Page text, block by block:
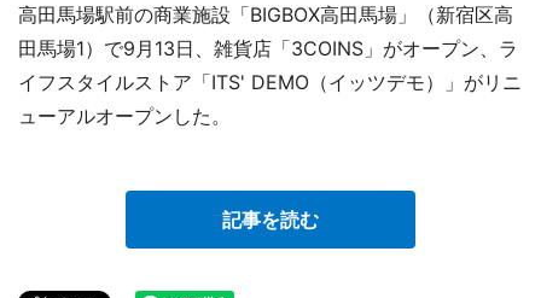
高田馬場駅前の商業施設「BIGBOX高田馬場」（新宿区高
田馬場1）で9月13日、雑貨店「3COINS」がオープン、ラ
イフスタイルストア「ITS' DEMO（イッツデモ）」がリニ
ューアルオープンした。
記事を読む